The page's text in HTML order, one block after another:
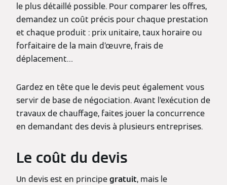
le plus détaillé possible. Pour comparer les offres,
demandez un coût précis pour chaque prestation
et chaque produit : prix unitaire, taux horaire ou
forfaitaire de la main d’œuvre, frais de
déplacement…
Gardez en tête que le devis peut également vous
servir de base de négociation. Avant l’exécution de
travaux de chauffage, faites jouer la concurrence
en demandant des devis à plusieurs entreprises.
Le coût du devis
Un devis est en principegratuit, mais le